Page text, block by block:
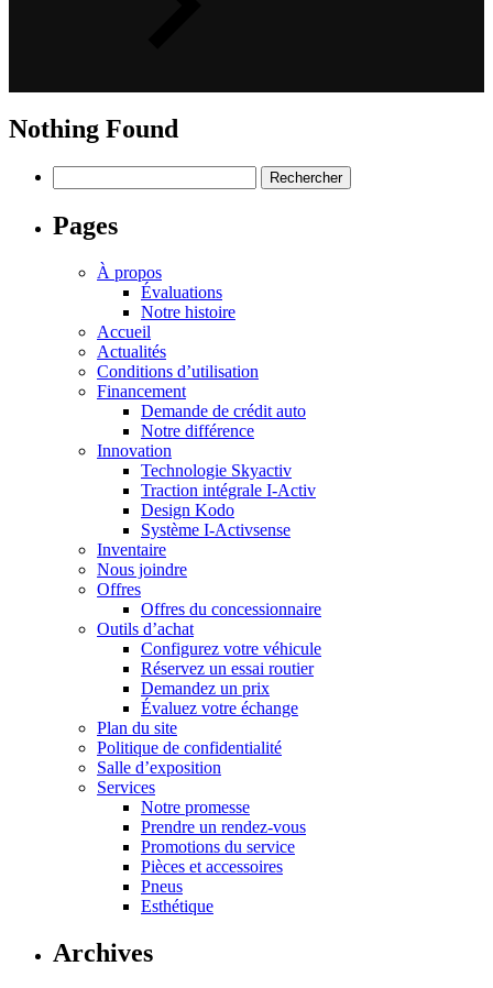
Nothing Found
Pages
À propos
Évaluations
Notre histoire
Accueil
Actualités
Conditions d’utilisation
Financement
Demande de crédit auto
Notre différence
Innovation
Technologie Skyactiv
Traction intégrale I-Activ
Design Kodo
Système I-Activsense
Inventaire
Nous joindre
Offres
Offres du concessionnaire
Outils d’achat
Configurez votre véhicule
Réservez un essai routier
Demandez un prix
Évaluez votre échange
Plan du site
Politique de confidentialité
Salle d’exposition
Services
Notre promesse
Prendre un rendez-vous
Promotions du service
Pièces et accessoires
Pneus
Esthétique
Archives